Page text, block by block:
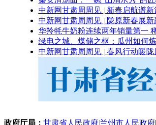
中新网甘肃周周见 | 新春启航谱
中新网甘肃周周见 | 陇原新春展
华羚牦牛奶粉连续两年销量第一
绿电之城、煤储之枢：瓜州如何
中新网甘肃周周见 | 春风行动暖
政府厅局： 甘肃省人民政府|兰州市人民政府|